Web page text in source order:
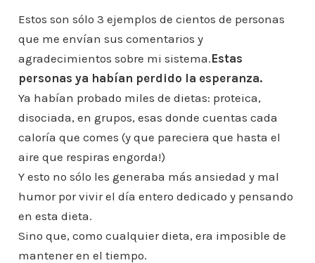
Estos son sólo 3 ejemplos de cientos de personas
que me envían sus comentarios y
agradecimientos sobre mi sistema.Estas
personas ya habían perdido la esperanza.
Ya habían probado miles de dietas: proteica,
disociada, en grupos, esas donde cuentas cada
caloría que comes (y que pareciera que hasta el
aire que respiras engorda!)
Y esto no sólo les generaba más ansiedad y mal
humor por vivir el día entero dedicado y pensando
en esta dieta.
Sino que, como cualquier dieta, era imposible de
mantener en el tiempo.